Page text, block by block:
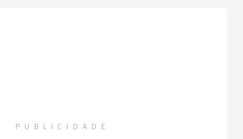
PUBLICIDADE